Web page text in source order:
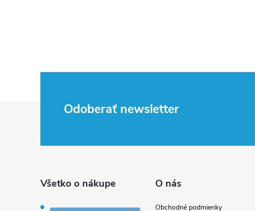
Odoberať newsletter
Všetko o nákupe O nás
Obchodné podmienky